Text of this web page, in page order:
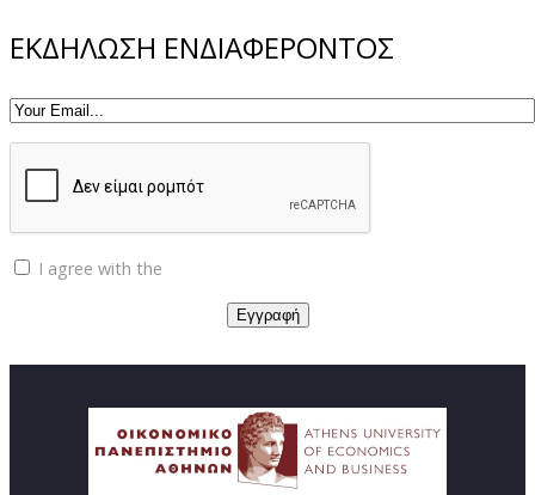
ΕΚΔΗΛΩΣΗ ΕΝΔΙΑΦΕΡΟΝΤΟΣ
I agree with the